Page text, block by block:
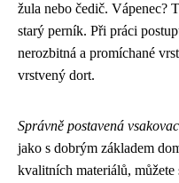
žula nebo čedič. Vápenec?
starý perník. Při práci
nerozbitná a promíchané
vrstvený dort.
Správně postavená
jako s dobrým základem
kvalitních materiálů, můžete